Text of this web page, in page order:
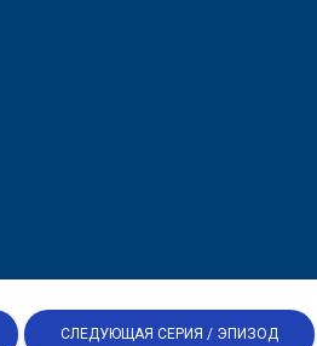
СЛЕДУЮЩАЯ СЕРИЯ / ЭПИЗОД